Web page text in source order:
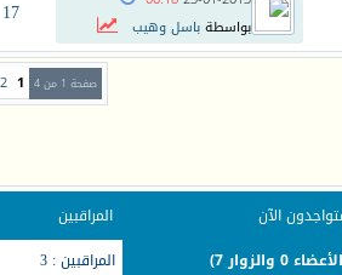
بواسطةباسل وهيب 17
صفحة 1 من 4 1
2
الآن
المراقبين
المراقبين : 3